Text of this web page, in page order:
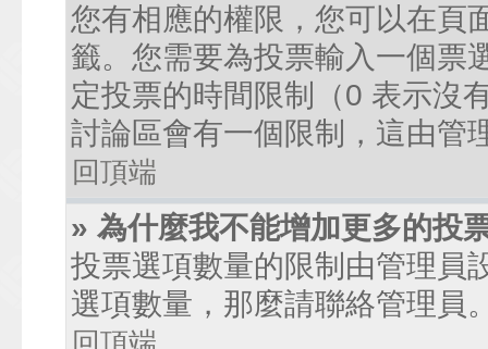
您有相應的權限，您可以在頁
籤。您需要為投票輸入一個票
定投票的時間限制（0 表示沒
討論區會有一個限制，這由管
回頂端
» 為什麼我不能增加更多的投
投票選項數量的限制由管理員
選項數量，那麼請聯絡管理員
回頂端